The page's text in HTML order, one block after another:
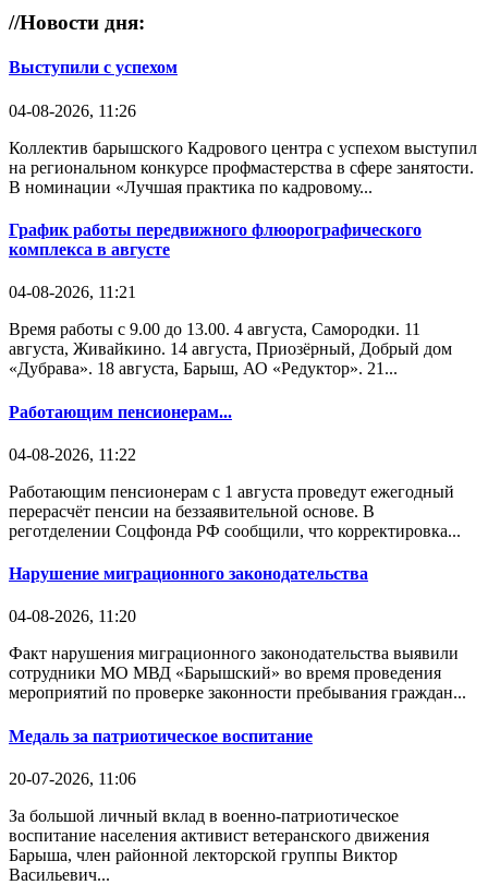
//Новости дня:
Выступили с успехом
04-08-2026, 11:26
Коллектив барышского Кадрового центра с успехом выступил
на региональном конкурсе профмастерства в сфере занятости.
В номинации «Лучшая практика по кадровому...
График работы передвижного флюорографического
комплекса в августе
04-08-2026, 11:21
Время работы с 9.00 до 13.00. 4 августа, Самородки. 11
августа, Живайкино. 14 августа, Приозёрный, Добрый дом
«Дубрава». 18 августа, Барыш, АО «Редуктор». 21...
Работающим пенсионерам...
04-08-2026, 11:22
Работающим пенсионерам с 1 августа проведут ежегодный
перерасчёт пенсии на беззаявительной основе. В
реготделении Соцфонда РФ сообщили, что корректировка...
Нарушение миграционного законодательства
04-08-2026, 11:20
Факт нарушения миграционного законодательства выявили
сотрудники МО МВД «Барышский» во время проведения
мероприятий по проверке законности пребывания граждан...
Медаль за патриотическое воспитание
20-07-2026, 11:06
За большой личный вклад в военно-патриотическое
воспитание населения активист ветеранского движения
Барыша, член районной лекторской группы Виктор
Васильевич...